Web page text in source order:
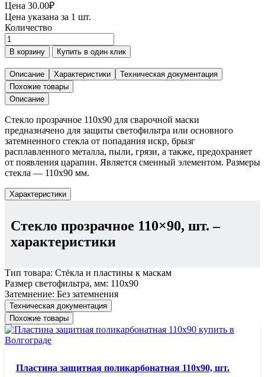
Цена 30.00₽
Цена указана за 1 шт.
Количество
Количество
товара
Стекло
прозрачное
110x90,
шт.
В корзину Купить в один клик
Описание Характеристики
Техническая документация
Похожие товары
Описание
Стекло прозрачное 110х90 для сварочной маски
предназначено для защиты светофильтра или основного
затемненного стекла от попадания искр, брызг
расплавленного металла, пыли, грязи, а также, предохраняет
от появления царапин. Является сменный элементом. Размеры
стекла — 110х90 мм.
Характеристики
Стекло прозрачное 110×90, шт. –
характеристики
Тип товара: Стёкла и пластины к маскам
Размер светофильтра, мм: 110х90
Затемнение: Без затемнения
Техническая документация
Похожие товары
Пластина защитная поликарбонатная 110х90, шт.